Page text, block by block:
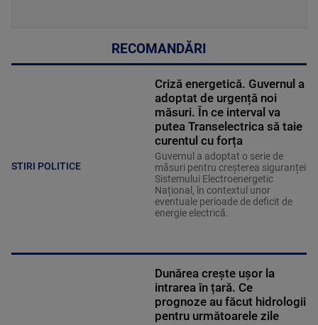
RECOMANDĂRI
STIRI POLITICE
Criză energetică. Guvernul a
adoptat de urgență noi
măsuri. În ce interval va
putea Transelectrica să taie
curentul cu forța
Guvernul a adoptat o serie de
măsuri pentru creșterea siguranței
Sistemului Electroenergetic
Național, în contextul unor
eventuale perioade de deficit de
energie electrică.
Dunărea crește ușor la
intrarea în țară. Ce
prognoze au făcut hidrologii
pentru următoarele zile